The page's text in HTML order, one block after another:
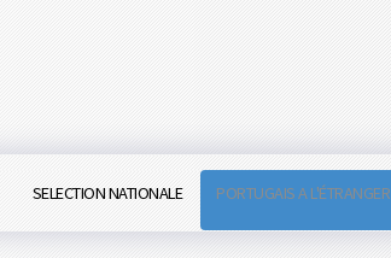
SELECTION NATIONALE PORTUGAIS A L'ÉTRANGER